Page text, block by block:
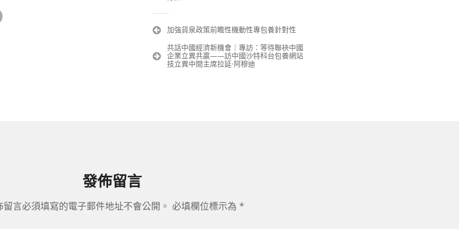
文
導
覽
加強貨泉政策前瞻性機動性專包養針對性
共話中國經濟新機會｜專訪：等待聯袂中國
企業立異共贏——訪中國沙特科台包養網站
技立異中間主席拉延·阿穆迪
發佈留言
留言必須填寫的電子郵件地址不會公開。 必填欄位標示為 *